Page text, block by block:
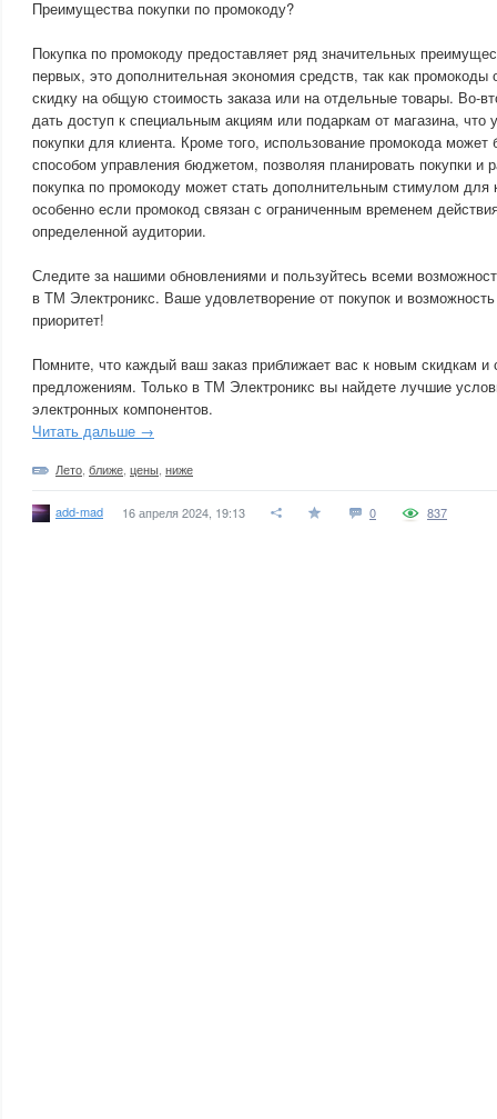
Преимущества покупки по промокоду?
Покупка по промокоду предоставляет ряд значительных
первых, это дополнительная экономия средств, так как
скидку на общую стоимость заказа или на отдельные товары. Во-
дать доступ к специальным акциям или подаркам от магазина, что
покупки для клиента. Кроме того, использование промокода
способом управления бюджетом, позволяя планировать покупки и
покупка по промокоду может стать дополнительным стимулом для
особенно если промокод связан с ограниченным временем
определенной аудитории.
Следите за нашими обновлениями и пользуйтесь всеми
в ТМ Электроникс. Ваше удовлетворение от покупок и
приоритет!
Помните, что каждый ваш заказ приближает вас к новым скидкам и
предложениям. Только в ТМ Электроникс вы найдете лучшие
электронных компонентов.
Читать дальше →
Лето ближе цены ниже
add-mad 16 апреля 2024, 19:13 0 837